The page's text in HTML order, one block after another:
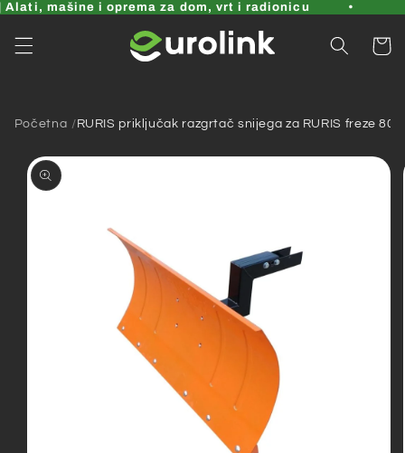
Pređi
sadržaj
mašine i oprema za dom, vrt i radionicu
Korpa
Početna RURIS priključak razgrtač snijega za RURIS freze
informacije